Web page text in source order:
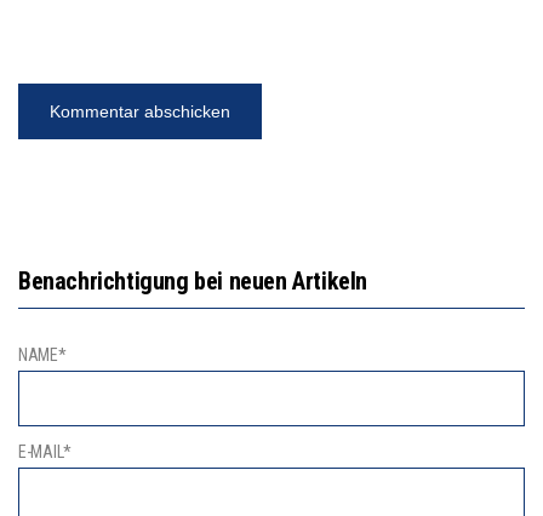
Benachrichtigung bei neuen Artikeln
NAME*
E-MAIL*